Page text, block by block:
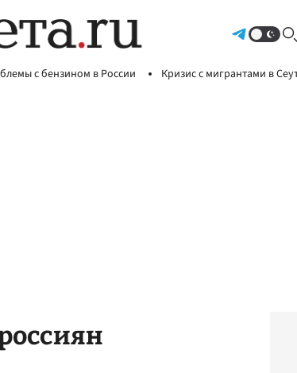
с бензином в России Кризис с мигрантами в